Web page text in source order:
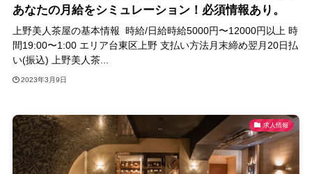
あなたの月給をシミュレーション！必須情報あり。
上野美人茶屋の基本情報 時給/日給時給5000円〜12000円以上 時
間19:00〜1:00 エリア台東区上野 支払い方法月末締め翌月20日払
い(振込) 上野美人茶...
2023年3月9日
求人情報